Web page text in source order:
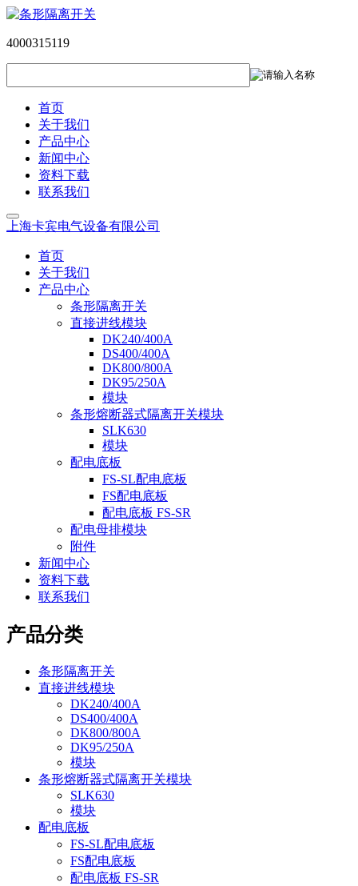
4000315119
首页
关于我们
产品中心
新闻中心
资料下载
联系我们
上海卡宾电气设备有限公司
首页
关于我们
产品中心
条形隔离开关
直接进线模块
DK240/400A
DS400/400A
DK800/800A
DK95/250A
模块
条形熔断器式隔离开关模块
SLK630
模块
配电底板
FS-SL配电底板
FS配电底板
配电底板 FS-SR
配电母排模块
附件
新闻中心
资料下载
联系我们
产品分类
条形隔离开关
直接进线模块
DK240/400A
DS400/400A
DK800/800A
DK95/250A
模块
条形熔断器式隔离开关模块
SLK630
模块
配电底板
FS-SL配电底板
FS配电底板
配电底板 FS-SR